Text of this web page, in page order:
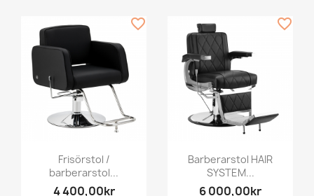
Frisörstol /
barberarstol...
4 400,00kr
favorite_border
Barberarstol HAIR
SYSTEM...
6 000,00kr
favorite_border